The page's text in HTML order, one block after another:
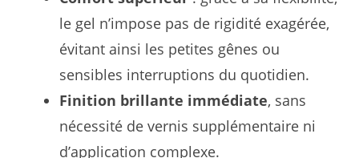
le gel n’impose pas de rigidité exagérée,
évitant ainsi les petites gênes ou
sensibles interruptions du quotidien.
Finition brillante immédiate, sans
nécessité de vernis supplémentaire ni
d’application complexe.